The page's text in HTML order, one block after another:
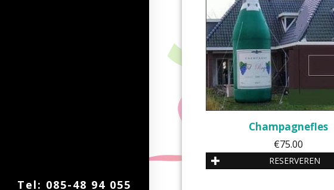
Tel: 085-48 94 055
Champagnefles
€75.00
RESERVEREN